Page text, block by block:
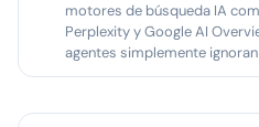
motores de búsqueda IA
Perplexity y Google AI
agentes simplemente